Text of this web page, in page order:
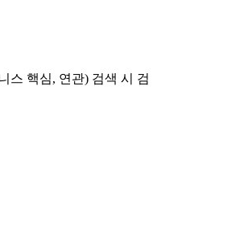
스 핵심, 연관) 검색 시 검